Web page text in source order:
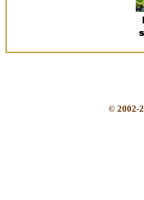
© 2002-